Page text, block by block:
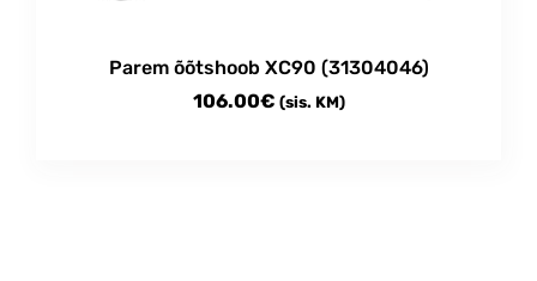
Parem õõtshoob XC90 (31304046)
106.00€ (sis. KM)